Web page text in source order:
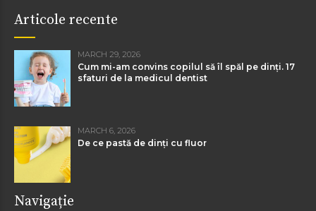
Articole recente
MARCH 29, 2026
Cum mi-am convins copilul să îl spăl pe dinți. 17
sfaturi de la medicul dentist
MARCH 6, 2026
De ce pastă de dinți cu fluor
Navigație